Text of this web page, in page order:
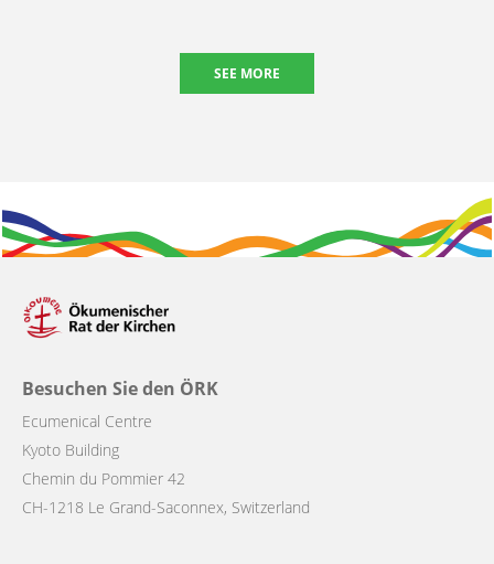
SEE MORE
Besuchen Sie den ÖRK
Ecumenical Centre
Kyoto Building
Chemin du Pommier 42
CH-1218 Le Grand-Saconnex, Switzerland